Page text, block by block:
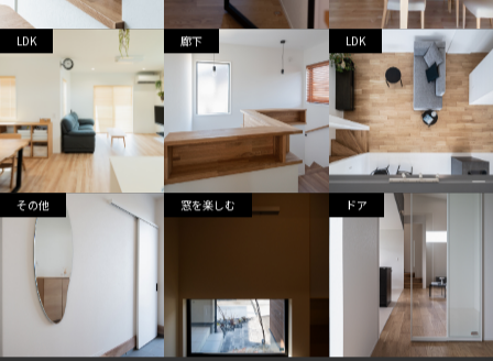
LDK 廊下 LDK
その他 窓を楽しむ ドア